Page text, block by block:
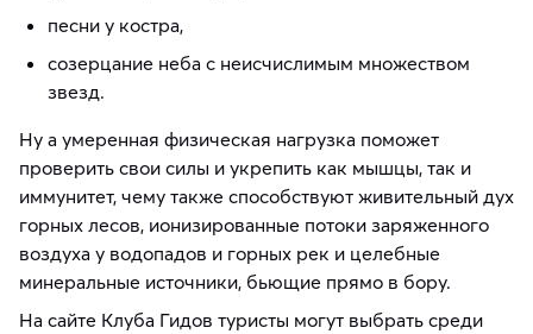
песни у костра,
созерцание неба с неисчислимым множеством
звезд.
Ну а умеренная физическая нагрузка поможет
проверить свои силы и укрепить как мышцы, так и
иммунитет, чему также способствуют живительный дух
горных лесов, ионизированные потоки заряженного
воздуха у водопадов и горных рек и целебные
минеральные источники, бьющие прямо в бору.
На сайте Клуба Гидов туристы могут выбрать среди